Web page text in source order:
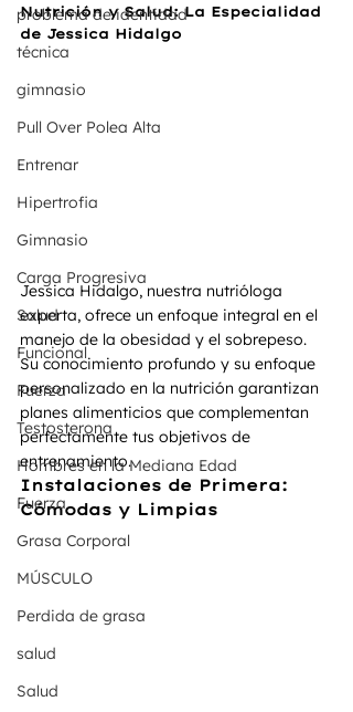
problema de identidad
técnica
gimnasio
Pull Over Polea Alta
Entrenar
Hipertrofia
Gimnasio
Carga Progresiva
Salud
Funcional
Fuerza
Testosterona
Hombres en la Mediana Edad
Fuerza
Grasa Corporal
MÚSCULO
Perdida de grasa
salud
Salud
Nutrición y Salud: La Especialidad
de Jessica Hidalgo
Jessica Hidalgo, nuestra nutrióloga
experta, ofrece un enfoque integral en el
manejo de la obesidad y el sobrepeso.
Su conocimiento profundo y su enfoque
personalizado en la nutrición garantizan
planes alimenticios que complementan
perfectamente tus objetivos de
entrenamiento.
Instalaciones de Primera:
Cómodas y Limpias